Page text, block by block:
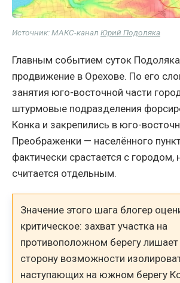
Источник: МАКС-канал Юрий Подоляка
Главным событием суток
продвижение в Орехове. По его
занятия юго-восточной части
штурмовые подразделения
Конка и закрепились в юго-
Преображенки — населённого
фактически срастается с
считается отдельным.
Значение этого шага блогер
критическое: захват участка на
противоположном берегу
сторону возможности
наступающих на южном берегу